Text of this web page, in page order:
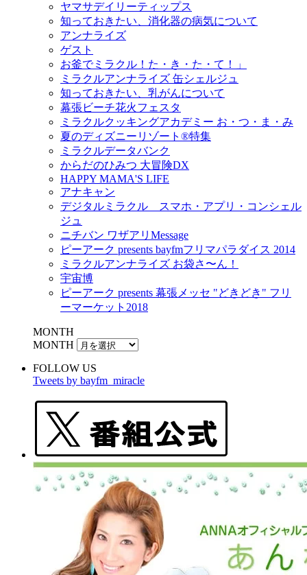
ヤマサデイリーティップス
知っておきたい、消化器の病気について
アンナライズ
ゲスト
お釜でミラクル！た・き・た・て！」
ミラクルアンナライズ 缶シェルジュ
知っておきたい、乳がんについて
幕張ビーチ花火フェスタ
ミラクルクッキングアカデミー お・つ・ま・み
夏のディズニーリゾート®特集
ミラクルデータバンク
からだのひみつ 大冒険DX
HAPPY MAMA'S LIFE
アナキャン
デジタルミラクル スマホ・アプリ・コンシェル
ジュ
ニチバン ワザアリMessage
ピーアーク presents bayfmフリマパラダイス 2014
ミラクルアンナライズ お袋さ〜ん！
宇宙博
ピーアーク presents 幕張メッセ "どきどき" フリ
ーマーケット2018
MONTH
MONTH
FOLLOW US
Tweets by bayfm_miracle